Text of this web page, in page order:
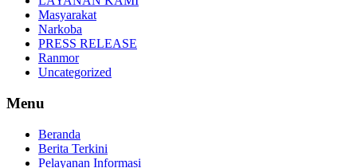
Masyarakat
Narkoba
PRESS RELEASE
Ranmor
Uncategorized
Menu
Beranda
Berita Terkini
Pelayanan Informasi